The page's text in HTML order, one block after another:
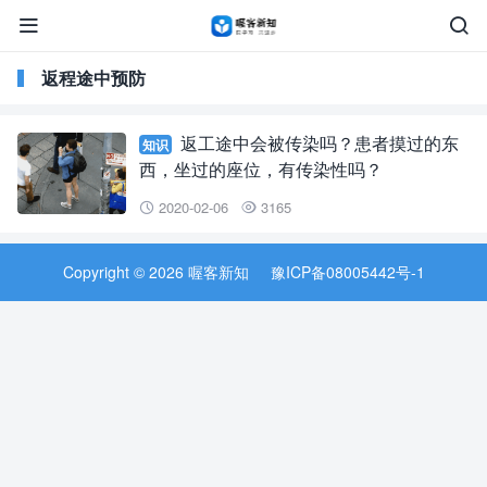


返程途中预防
知识
返工途中会被传染吗？患者摸过的东
西，坐过的座位，有传染性吗？
 2020-02-06  3165
Copyright © 2026 喔客新知 豫ICP备08005442号-1